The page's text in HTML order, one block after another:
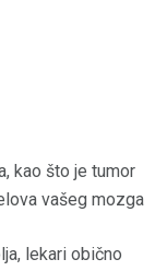
kao što je tumor
vašeg mozga
lekari obično